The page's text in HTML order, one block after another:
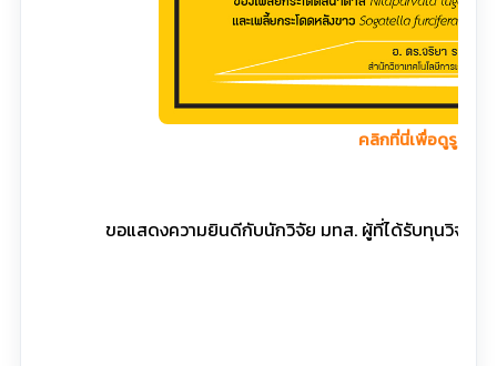
คลิกที่นี่เพื่อดูรูปให
ขอแสดงความยินดีกับนักวิจัย มทส. ผู้ที่ได้รับทุนวิจัย ป